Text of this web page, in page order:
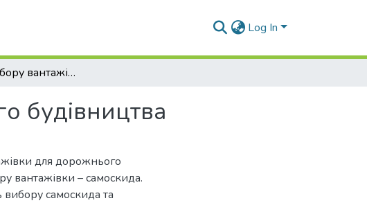
Log In
Модель вибору вантажівки для дорожнього будівництва
будівництва
для дорожнього
вантажівки – самоскида.
вибору самоскида та